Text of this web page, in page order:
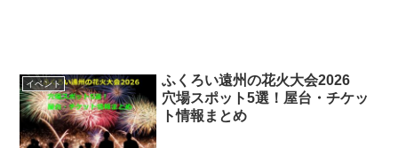
イベント
ふくろい遠州の花火大会2026
穴場スポット5選！屋台・チケッ
ト情報まとめ